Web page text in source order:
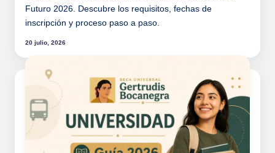
Futuro 2026. Descubre los requisitos, fechas de
inscripción y proceso paso a paso.
20 julio, 2026